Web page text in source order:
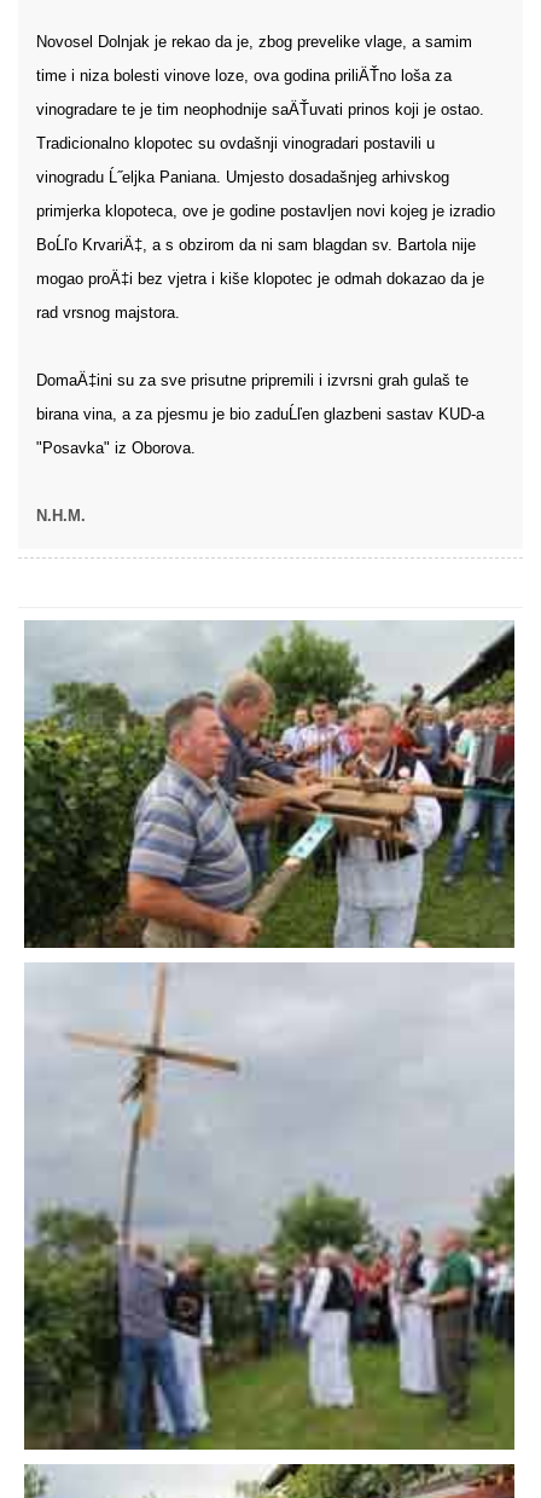
Novosel Dolnjak je rekao da je, zbog prevelike vlage, a samim
time i niza bolesti vinove loze, ova godina priliÄŤno loša za
vinogradare te je tim neophodnije saÄŤuvati prinos koji je ostao.
Tradicionalno klopotec su ovdašnji vinogradari postavili u
vinogradu Ĺ˝eljka Paniana. Umjesto dosadašnjeg arhivskog
primjerka klopoteca, ove je godine postavljen novi kojeg je izradio
BoĹľo KrvariÄ‡, a s obzirom da ni sam blagdan sv. Bartola nije
mogao proÄ‡i bez vjetra i kiše klopotec je odmah dokazao da je
rad vrsnog majstora.
DomaÄ‡ini su za sve prisutne pripremili i izvrsni grah gulaš te
birana vina, a za pjesmu je bio zaduĹľen glazbeni sastav KUD-a
"Posavka" iz Oborova.
N.H.M.